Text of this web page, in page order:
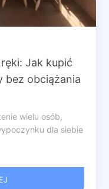
Jak kupić
bez obciążania
wielu osób,
dla siebie